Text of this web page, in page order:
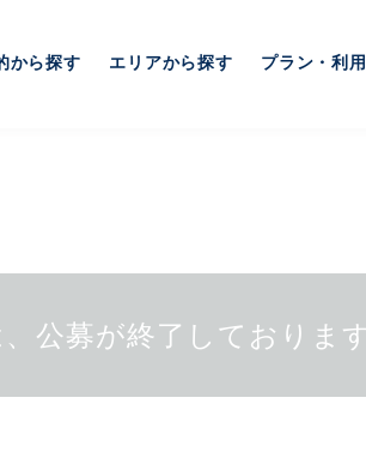
から探す エリアから探す プラン・利
公募が終了しておりま